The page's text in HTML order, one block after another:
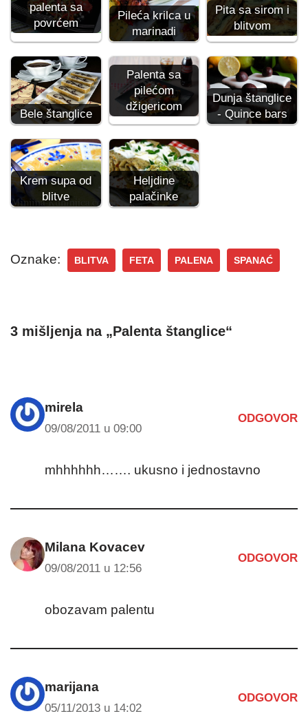
palenta sa
povrćem
Pileća krilca u
marinadi
Pita sa sirom i
blitvom
Bele štanglice
Palenta sa
pilećom
džigericom
Dunja štanglice
- Quince bars
Krem supa od
blitve
Heljdine
palačinke
Oznake: BLITVA FETA PALENA SPANAĆ
3 mišljenja na „Palenta štanglice“
mirela
09/08/2011 u 09:00
ODGOVOR
mhhhhhh……. ukusno i jednostavno
Milana Kovacev
09/08/2011 u 12:56
ODGOVOR
obozavam palentu
marijana
05/11/2013 u 14:02
ODGOVOR